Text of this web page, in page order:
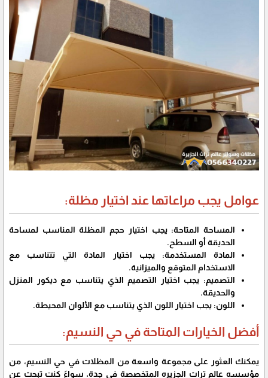
عوامل يجب مراعاتها عند اختيار مظلة:
المساحة المتاحة: يجب اختيار حجم المظلة المناسب لمساحة
الحديقة أو السطح.
المادة المستخدمة: يجب اختيار المادة التي تتناسب مع
الاستخدام المتوقع والميزانية.
التصميم: يجب اختيار التصميم الذي يتناسب مع ديكور المنزل
والحديقة.
اللون: يجب اختيار اللون الذي يتناسب مع الألوان المحيطة.
أفضل الخيارات المتاحة في حي النسيم:
يمكنك العثور على مجموعة واسعة من المظلات في حي النسيم، من
مؤسسه عالم تراث الجزيره المتخصصة في جدة، سواءً كنت تبحث عن